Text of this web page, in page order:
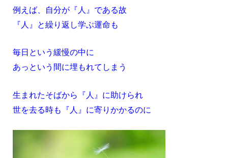
例えば、自分が『人』である故
『人』と繰り返し学ぶ運命も
毎日という緩慢の中に
あっという間に埋もれてしまう
生まれたそばから『人』に助けられ
世を去る時も『人』に寄りかかるのに